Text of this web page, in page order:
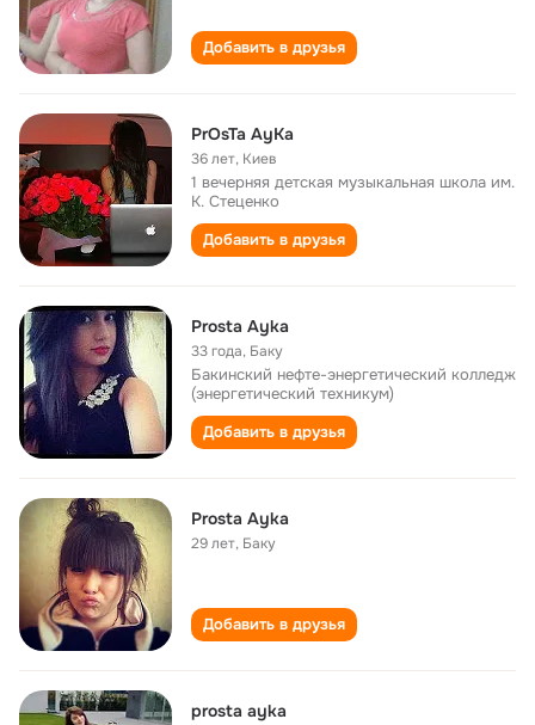
Добавить в друзья
PrOsTa AyKa
36 лет, Киев
1 вечерняя детская музыкальная школа им.
К. Стеценко
Добавить в друзья
Prosta Ayka
33 года, Баку
Бакинский нефте-энергетический колледж
(энергетический техникум)
Добавить в друзья
Prosta Ayka
29 лет, Баку
Добавить в друзья
prosta ayka